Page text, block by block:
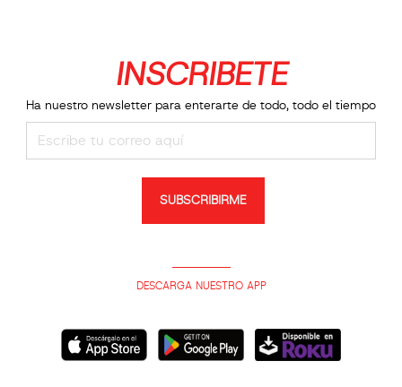
INSCRIBETE
Ha nuestro newsletter para enterarte de todo, todo el tiempo
SUBSCRIBIRME
DESCARGA NUESTRO APP